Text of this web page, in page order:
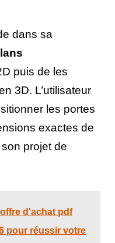
dans sa
puis de les
3D. L’utilisateur
les portes
exactes de
projet de
d'achat pdf
pour réussir votre